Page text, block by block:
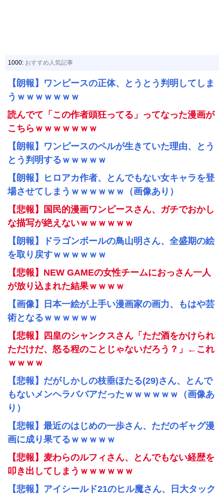
1000: おすすめ人気記事
【朗報】ワンピースの正体、とうとう判明してしま
うｗｗｗｗｗｗｗ
読んでて「この作者頭狂ってる」ってなった漫画が
こちらｗｗｗｗｗｗｗ
【朗報】ワンピースのペルが生きていた理由、とう
とう判明するｗｗｗｗｗ
【朗報】ヒロアカ作者、とんでもない女キャラを登
場させてしまうｗｗｗｗｗｗ（画像あり）
【悲報】国民的漫画ワンピースさん、ガチでおかし
な描写が絶えないｗｗｗｗｗｗ
【朗報】ドラゴンボールの鳥山明さん、全盛期の絵
を取り戻すｗｗｗｗｗｗ
【悲報】NEW GAMEの女性チームにおっさん一人
が放り込まれた結果ｗｗｗｗ
【画像】日本一絵が上手い漫画家の画力、もはや芸
術となるｗｗｗｗｗｗ
【悲報】四皇のシャンクスさん「ただ酒をかけられ
ただけだ、怒る程のことじゃないだろう？」←これ
ｗｗｗｗ
【悲報】だがしかしの枝垂ほたる(29)さん、とんで
もないメンヘラババアだったｗｗｗｗｗｗ（画像あ
り）
【悲報】最近のはじめの一歩さん、ただのギャグ漫
画に成り果てるｗｗｗｗｗ
【悲報】麦わらのルフィさん、とんでもない経歴を
叩き出してしまうｗｗｗｗｗｗ
【悲報】アイシールド21のヒル魔さん、日大タック